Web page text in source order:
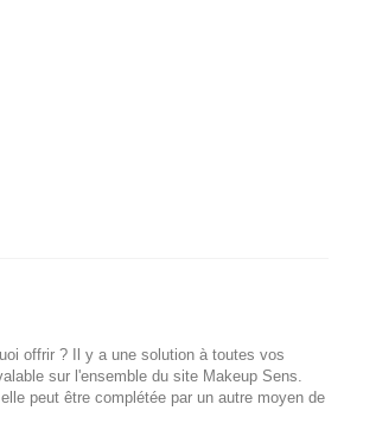
offrir ? Il y a une solution à toutes vos
sur l'ensemble du site Makeup Sens.
peut être complétée par un autre moyen de